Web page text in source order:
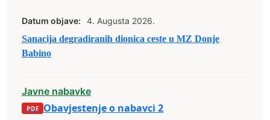
Datum objave:
4. Augusta 2026.
Sanacija degradiranih dionica ceste u MZ Donje
Babino
Javne nabavke
Obavjestenje o nabavci 2